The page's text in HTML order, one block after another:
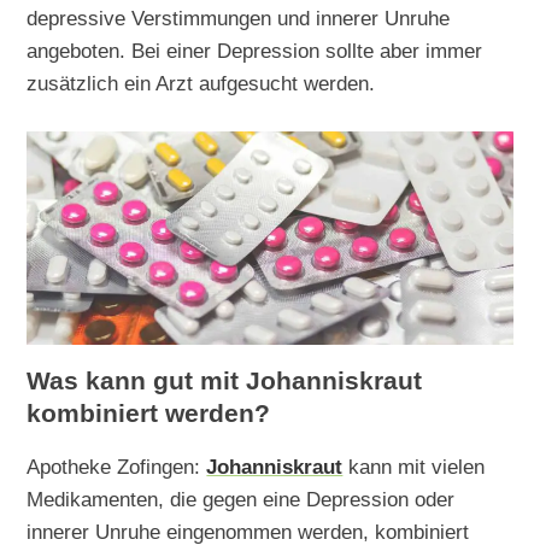
depressive Verstimmungen und innerer Unruhe
angeboten. Bei einer Depression sollte aber immer
zusätzlich ein Arzt aufgesucht werden.
Was kann gut mit Johanniskraut
kombiniert werden?
Apotheke Zofingen:Johanniskraut kann mit vielen
Medikamenten, die gegen eine Depression oder
innerer Unruhe eingenommen werden, kombiniert